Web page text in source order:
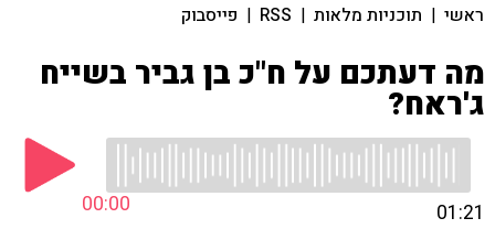
ראשי | תוכניות מלאות |
RSS
| פייסבוק
מה דעתכם על ח"כ בן גביר בשייח
ג'ראח?
00:00 01:21